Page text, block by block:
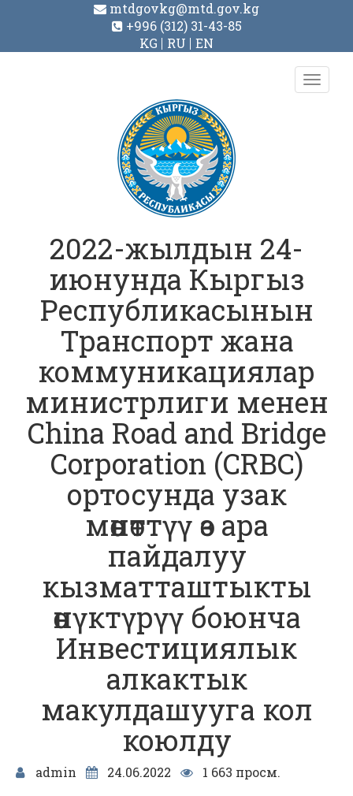
mtdgovkg@mtd.gov.kg
+996 (312) 31-43-85
KG
RU EN
Toggle
2022-жылдын 24-
июнунда Кыргыз
Республикасынын
Транспорт жана
коммуникациялар
министрлиги менен
China Road and Bridge
Corporation (CRBC)
ортосунда узак
мөөнөттүү өз ара
пайдалуу
кызматташтыкты
өнүктүрүү боюнча
Инвестициялык
алкактык
макулдашууга кол
коюлду
admin 24.06.2022
1 663 просм.